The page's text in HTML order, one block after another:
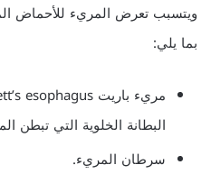
ويتسبب تعرض المريء للأحماض
بما يلي:
البطانة الخلوية التي تبطن
سرطان المريء.